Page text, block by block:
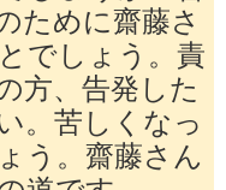
ために齋藤さ
でしょう。責
方、告発した
。苦しくなっ
う。齋藤さん